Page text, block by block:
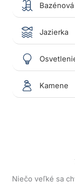
Jazierka
Kamene
Niečo veľké sa